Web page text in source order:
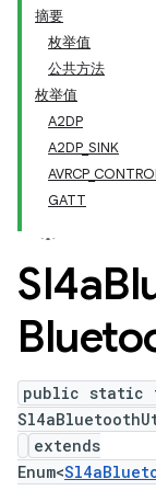
摘要
枚举值
公共方法
枚举值
A2DP
A2DP_SINK
GATT
Sl4a
public static
extends
Enum<